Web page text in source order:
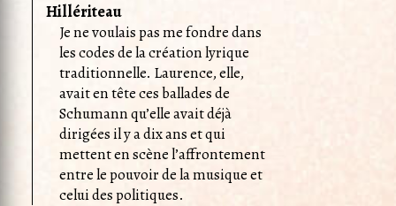
Hillériteau
Je ne voulais pas me fondre dans
les codes de la création lyrique
traditionnelle. Laurence, elle,
avait en tête ces ballades de
Schumann qu’elle avait déjà
dirigées il y a dix ans et qui
mettent en scène l’affrontement
entre le pouvoir de la musique et
celui des politiques.